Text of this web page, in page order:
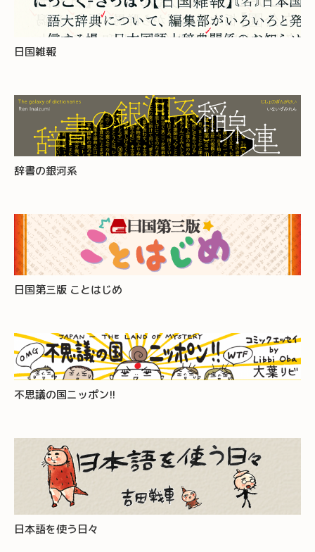
日国雑報
辞書の銀河系
日国第三版 ことはじめ
不思議の国ニッポン!!
日本語を使う日々